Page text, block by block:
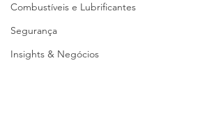
Combustíveis e Lubrificantes
Segurança
Insights & Negócios